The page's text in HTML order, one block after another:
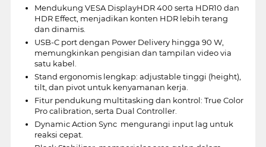
Mendukung VESA DisplayHDR 400 serta HDR10 dan
HDR Effect, menjadikan konten HDR lebih terang
dan dinamis.
USB-C port dengan Power Delivery hingga 90 W,
memungkinkan pengisian dan tampilan video via
satu kabel.
Stand ergonomis lengkap: adjustable tinggi (height),
tilt, dan pivot untuk kenyamanan kerja.
Fitur pendukung multitasking dan kontrol: True Color
Pro calibration, serta Dual Controller.
Dynamic Action Sync  mengurangi input lag untuk
reaksi cepat.